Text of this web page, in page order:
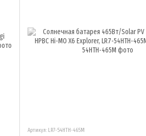
Артикул: LR7-54HTH-465M